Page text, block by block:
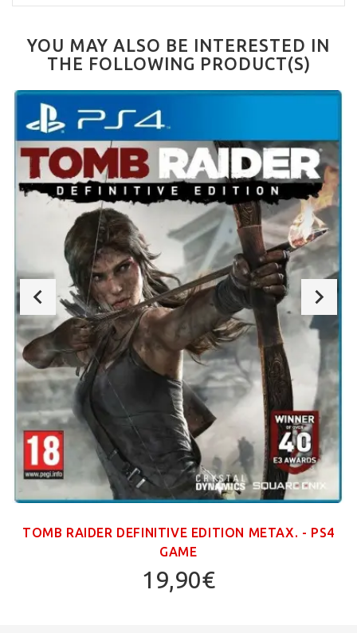
YOU MAY ALSO BE INTERESTED IN
THE FOLLOWING PRODUCT(S)
TOMB RAIDER DEFINITIVE EDITION ΜΕΤΑΧ. - PS4
GAME
19,90€